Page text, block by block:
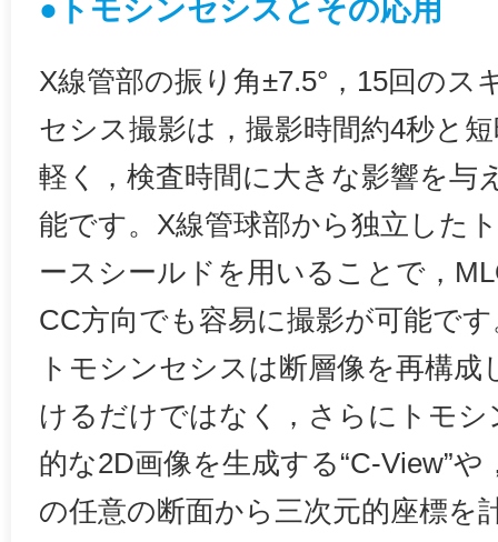
●トモシンセシスとその応用
X線管部の振り角±7.5°，15回のス
セシス撮影は，撮影時間約4秒と
軽く，検査時間に大きな影響を与
能です。X線管球部から独立した
ースシールドを用いることで，
CC方向でも容易に撮影が可能です
トモシンセシスは断層像を再構
けるだけではなく，さらにトモ
的な2D画像を生成する“C-View”
の任意の断面から三次元的座標を